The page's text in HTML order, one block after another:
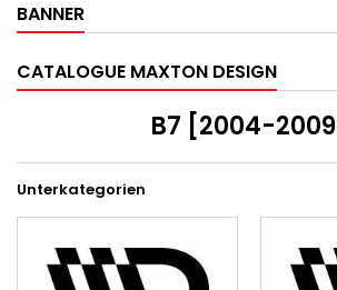
BANNER
CATALOGUE MAXTON DESIGN
B7 [2004-2009]
Unterkategorien